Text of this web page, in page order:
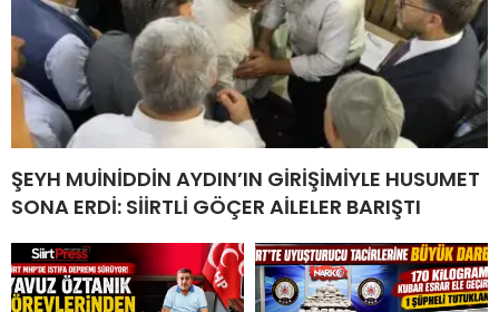
ŞEYH MUİNİDDİN AYDIN’IN GİRİŞİMİYLE HUSUMET
SONA ERDİ: SİİRTLİ GÖÇER AİLELER BARIŞTI